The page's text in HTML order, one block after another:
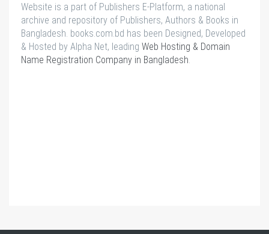
Website is a part of Publishers E-Platform, a national
archive and repository of Publishers, Authors & Books in
Bangladesh. books.com.bd has been Designed, Developed
& Hosted by Alpha Net, leading Web Hosting & Domain
Name Registration Company in Bangladesh